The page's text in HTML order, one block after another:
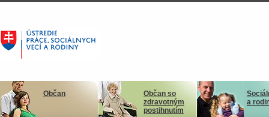
Občan
Občan so
zdravotným
postihnutím
a